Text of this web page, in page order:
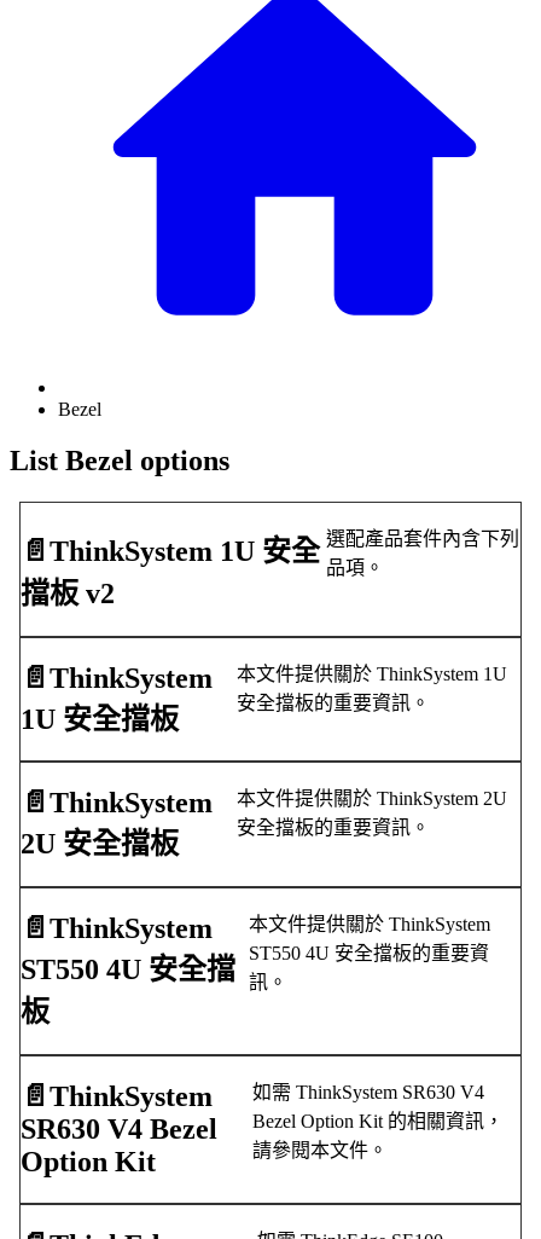
Bezel
List Bezel options
📄️ ThinkSystem 1U 安全
擋板 v2
選配產品套件內含下列
品項。
📄️ ThinkSystem
1U 安全擋板
本文件提供關於 ThinkSystem 1U
安全擋板的重要資訊。
📄️ ThinkSystem
2U 安全擋板
本文件提供關於 ThinkSystem 2U
安全擋板的重要資訊。
📄️ ThinkSystem
ST550 4U 安全擋
板
本文件提供關於 ThinkSystem
ST550 4U 安全擋板的重要資
訊。
📄️ ThinkSystem
SR630 V4 Bezel
Option Kit
如需 ThinkSystem SR630 V4
Bezel Option Kit 的相關資訊，
請參閱本文件。